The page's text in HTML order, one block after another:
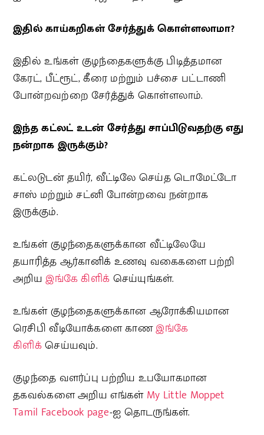
இதில் காய்கறிகள் சேர்த்துக் கொள்ளலாமா?
இதில் உங்கள் குழந்தைகளுக்கு பிடித்தமான
கேரட், பீட்ரூட், கீரை மற்றும் பச்சை பட்டாணி
போன்றவற்றை சேர்த்துக் கொள்ளலாம்.
இந்த கட்லட் உடன் சேர்த்து சாப்பிடுவதற்கு எது
நன்றாக இருக்கும்?
கட்லடுடன் தயிர், வீட்டிலே செய்த டொமேட்டோ
சாஸ் மற்றும் சட்னி போன்றவை நன்றாக
இருக்கும்.
உங்கள் குழந்தைகளுக்கான வீட்டிலேயே
தயாரித்த ஆர்கானிக் உணவு வகைகளை பற்றி
அறியஇங்கே கிளிக் செய்யுங்கள்.
உங்கள் குழந்தைகளுக்கான ஆரோக்கியமான
ரெசிபி வீடியோக்களை காணஇங்கே
கிளிக்செய்யவும்.
குழந்தை வளர்ப்பு பற்றிய உபயோகமான
தகவல்களை அறிய எங்கள் My Little Moppet
Tamil Facebook page-ஐ தொடருங்கள்.